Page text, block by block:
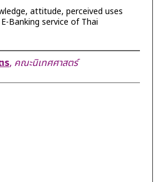
attitude, perceived uses
Banking service of Thai
ร, คณะนิเทศศาสตร์